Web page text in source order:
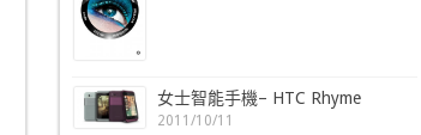
女士智能手機– HTC Rhyme
2011/10/11